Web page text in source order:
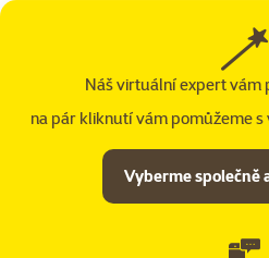
Náš virtuální expert vám
na pár kliknutí vám pomůžeme
Vyberme společně